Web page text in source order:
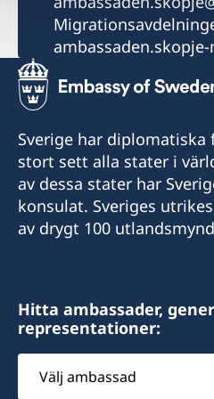
Sverige har
stort sett alla stater i
av dessa stater har
konsulat. Sveriges
av drygt 100
Hitta ambassader,
representationer:
Välj
ambassad